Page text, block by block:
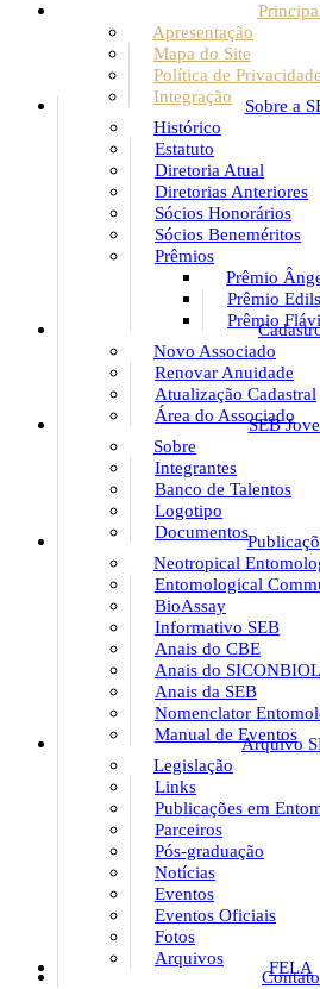
Apresentação
Mapa do Site
Política de Privacidade
Integração
Sobre a
Histórico
Estatuto
Diretoria Atual
Diretorias Anteriores
Sócios Honorários
Sócios Beneméritos
Prêmios
Prêmio
Prêmio
Prêmio
Novo Associado
Renovar Anuidade
Atualização Cadastral
Área do Associado
SEB
Sobre
Integrantes
Banco de Talentos
Logotipo
Documentos
Neotropical
Entomological
BioAssay
Informativo SEB
Anais do CBE
Anais do SICONBIOL
Anais da SEB
Nomenclator
Manual de Eventos
Arquivo
Legislação
Links
Publicações em
Parceiros
Pós-graduação
Notícias
Eventos
Eventos Oficiais
Fotos
Arquivos
FELA
Contato